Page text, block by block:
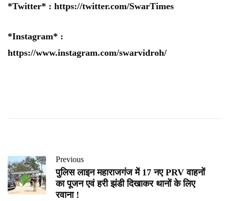
*Twitter* : https://twitter.com/SwarTimes
*Instagram* :
https://www.instagram.com/swarvidroh/
Previous
पुलिस लाइन महाराजगंज में 17 नए PRV वाहनों
का पूजन एवं हरी झंडी दिखाकर थानों के लिए
रवाना !